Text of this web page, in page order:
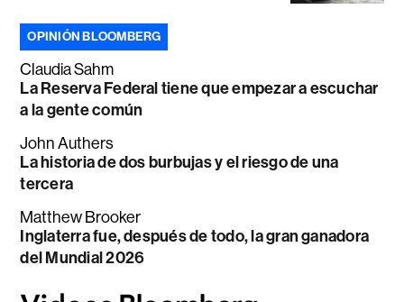
OPINIÓN BLOOMBERG
Claudia Sahm
La Reserva Federal tiene que empezar a escuchar
a la gente común
John Authers
La historia de dos burbujas y el riesgo de una
tercera
Matthew Brooker
Inglaterra fue, después de todo, la gran ganadora
del Mundial 2026